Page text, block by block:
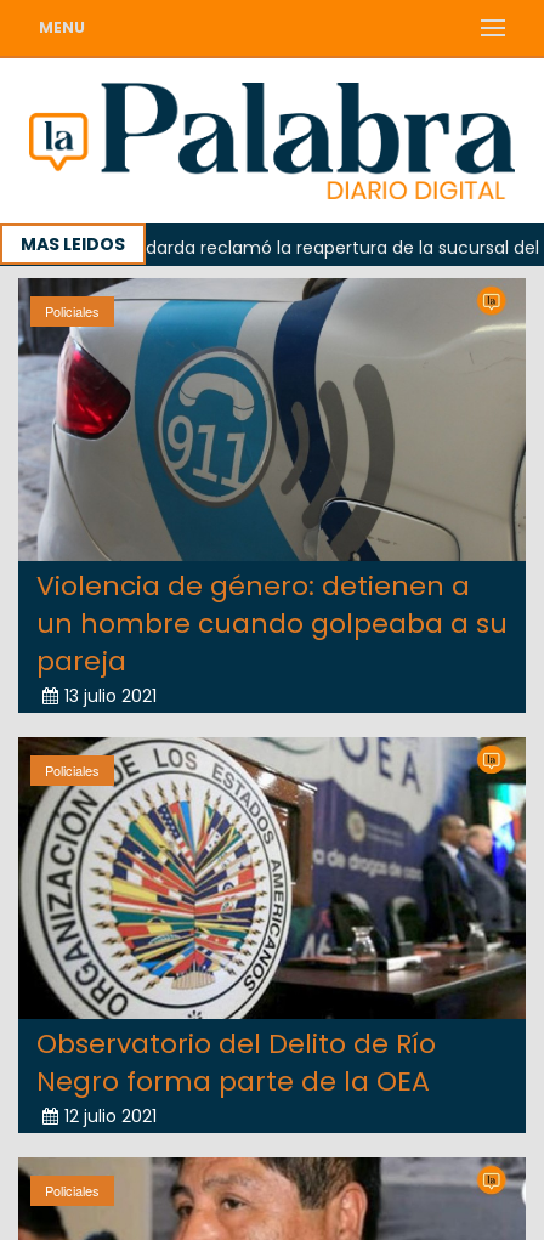
MENU
MAS LEIDOSOdarda reclamó la reapertura de la sucursal del
Policiales
Violencia de género: detienen a
un hombre cuando golpeaba a su
pareja
13 julio 2021
Policiales
Observatorio del Delito de Río
Negro forma parte de la OEA
12 julio 2021
Policiales